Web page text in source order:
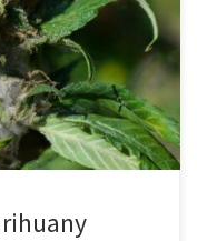
grzybobójczych w
podczas wegetacji,
że pąki stają się